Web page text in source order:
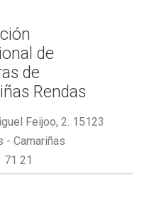
de
de
Rendas
Feijoo, 2. 15123
- Camariñas
71 21